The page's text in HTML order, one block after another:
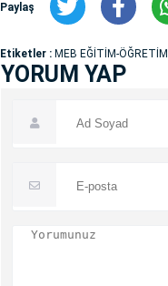
Paylaş
Etiketler : MEB EĞİTİM-ÖĞRETİM
YORUM YAP